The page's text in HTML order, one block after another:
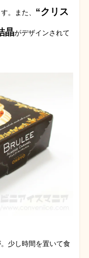
。また、 “クリス
晶がデザインされて
少し時間を置いて食